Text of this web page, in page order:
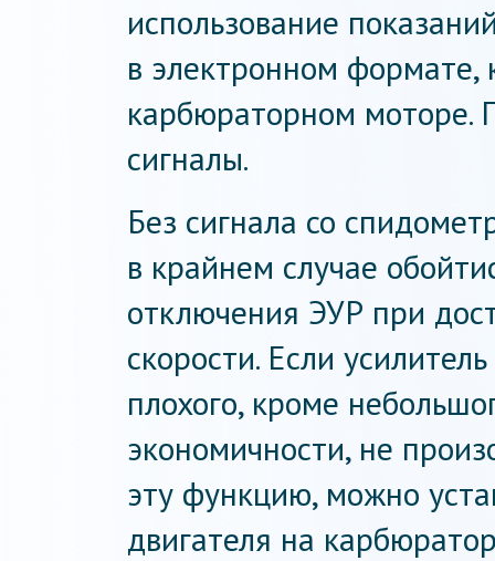
использование
в электронном формате,
карбюраторном моторе.
сигналы.
Без сигнала со
в крайнем случае
отключения ЭУР при
скорости. Если
плохого, кроме
экономичности, не
эту функцию, можно
двигателя на